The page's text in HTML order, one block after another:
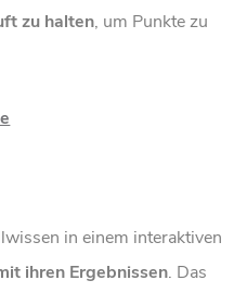
zu halten, um Punkte zu
in einem interaktiven
ihren Ergebnissen. Das